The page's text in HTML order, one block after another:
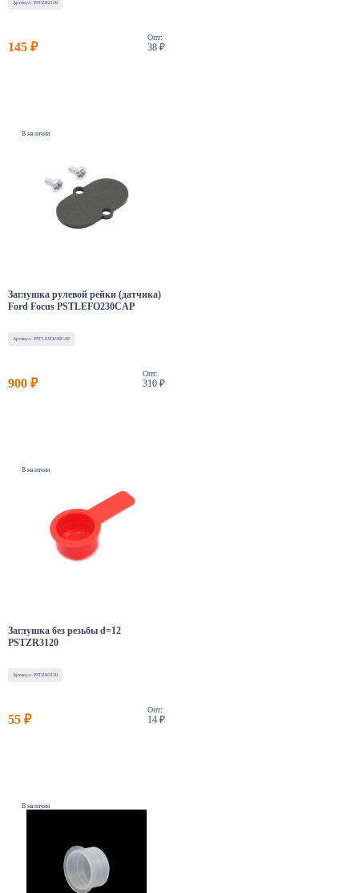
Артикул: PSTZR2120
145 ₽
Опт:
38 ₽
В наличии
Заглушка рулевой рейки (датчика)
Ford Focus PSTLEFO230CAP
Артикул: PSTLEFO230CAP
900 ₽
Опт:
310 ₽
В наличии
Заглушка без резьбы d=12
PSTZR3120
Артикул: PSTZR3120
55 ₽
Опт:
14 ₽
В наличии